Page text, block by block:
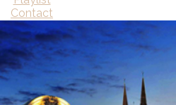
Contact